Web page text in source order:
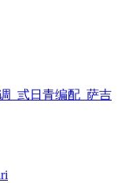
_弎日青编配_萨吉